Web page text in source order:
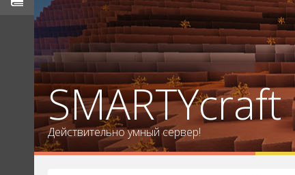
SMARTYcraft
Действительно умный сервер!